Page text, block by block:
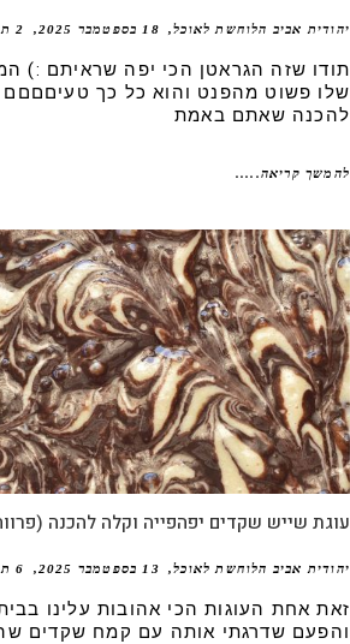
יהודית אביב הלוחשת לאוכל 18 בספטמבר 2025 2 תגובות
תודו שזה הגראטן הכי יפה שראיתם :)
שלו פשוט מהפנט והוא כל כך טעיםםםם
להכנה שאתם באמת
להמשך קריאה.....
עוגת שייש שקדים יפהפייה וקלה להכנה
יהודית אביב הלוחשת לאוכל 13 בספטמבר 2025 6 תגובות
זאת אחת העוגות הכי אהובות עלינו
והפעם שדרגתי אותה עם קמח שקדים